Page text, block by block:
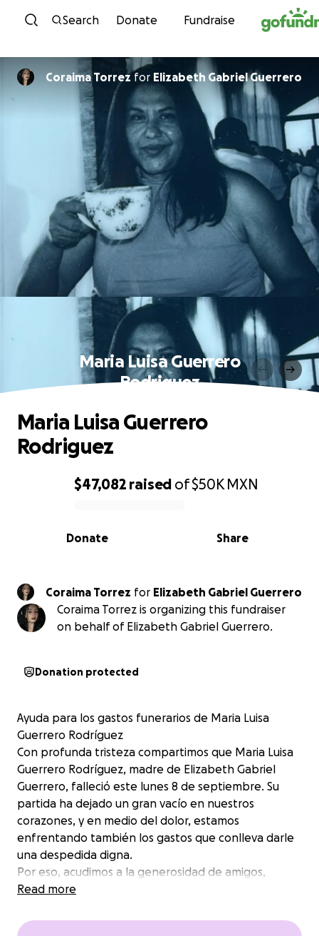
Skip to content
Search Donate Fundraise
Coraima Torrez for Elizabeth Gabriel Guerrero
Maria Luisa Guerrero
Rodriguez
0% complete
$47,082 raised of$50K MXN
Share
Donate
Maria Luisa Guerrero
Rodriguez
Coraima Torrez for Elizabeth Gabriel Guerrero
Coraima Torrez is organizing this fundraiser
on behalf of Elizabeth Gabriel Guerrero.
Donation protected
Ayuda para los gastos funerarios de Maria Luisa
Guerrero Rodríguez
Con profunda tristeza compartimos que Maria Luisa
Guerrero Rodríguez, madre de Elizabeth Gabriel
Guerrero, falleció este lunes 8 de septiembre. Su
partida ha dejado un gran vacío en nuestros
corazones, y en medio del dolor, estamos
enfrentando también los gastos que conlleva darle
una despedida digna.
Por eso, acudimos a la generosidad de amigos,
familiares y personas solidarias que deseen apoyar a
donación, por pequeña que sea, será de gran ayuda
Read more